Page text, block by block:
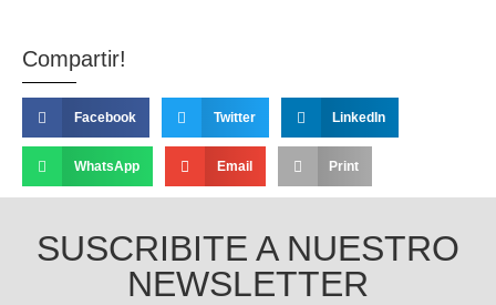
Compartir!
Facebook Twitter LinkedIn
WhatsApp Email Print
SUSCRIBITE A NUESTRO
NEWSLETTER